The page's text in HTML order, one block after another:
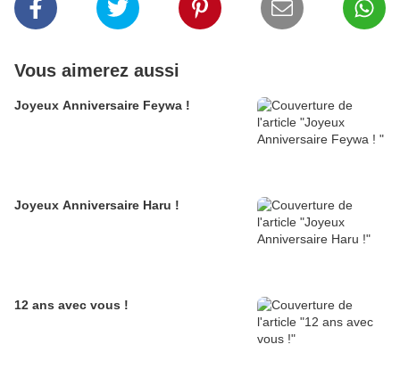
Vous aimerez aussi
Joyeux Anniversaire Feywa !
Joyeux Anniversaire Haru !
12 ans avec vous !